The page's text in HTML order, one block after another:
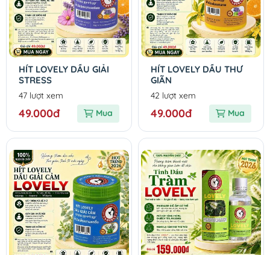
HÍT LOVELY DẦU GIẢI
STRESS
47 lượt xem
49.000đ Mua
HÍT LOVELY DẦU THƯ
GIÃN
42 lượt xem
49.000đ Mua